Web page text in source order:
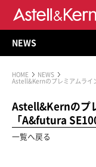
NEWS
HOME
NEWS
Astell&Kernのプレミアムライ
Astell&Kernのプ
「A&futura
一覧へ戻る